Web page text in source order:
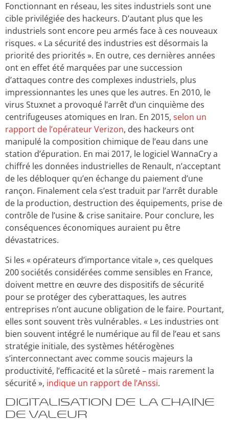
Fonctionnant en réseau, les sites industriels sont une
cible privilégiée des hackeurs. D’autant plus que les
industriels sont encore peu armés face à ces nouveaux
risques. « La sécurité des industries est désormais la
priorité des priorités ». En outre, ces dernières années
ont en effet été marquées par une succession
d’attaques contre des complexes industriels, plus
impressionnantes les unes que les autres. En 2010, le
virus Stuxnet a provoqué l’arrêt d’un cinquième des
centrifugeuses atomiques en Iran. En 2015, selon un
rapport de l’opérateur Verizon, des hackeurs ont
manipulé la composition chimique de l’eau dans une
station d’épuration. En mai 2017, le logiciel WannaCry a
chiffré les données industrielles de Renault, n’acceptant
de les débloquer qu’en échange du paiement d’une
rançon. Finalement cela s’est traduit par l’arrêt durable
de la production, destruction des équipements, prise de
contrôle de l’usine & crise sanitaire. Pour conclure, les
conséquences économiques auraient pu être
dévastatrices.
Si les « opérateurs d’importance vitale », ces quelques
200 sociétés considérées comme sensibles en France,
doivent mettre en œuvre des dispositifs de sécurité
pour se protéger des cyberattaques, les autres
entreprises n’ont aucune obligation de le faire. Pourtant,
elles sont souvent très vulnérables. « Les industries ont
bien souvent intégré le numérique au fil de l’eau et sans
stratégie initiale, des systèmes hétérogènes
s’interconnectant avec comme soucis majeurs la
productivité, l’efficacité et la sûreté – mais rarement la
sécurité », indique un rapport de l’Anssi.
Digitalisation de la chaine
de valeur